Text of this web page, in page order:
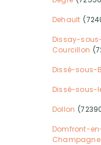
Dehault
Dissay-
Courcillon
Dissé-sous-
Dissé-sous-
Dollon
Domfront-
Champagne